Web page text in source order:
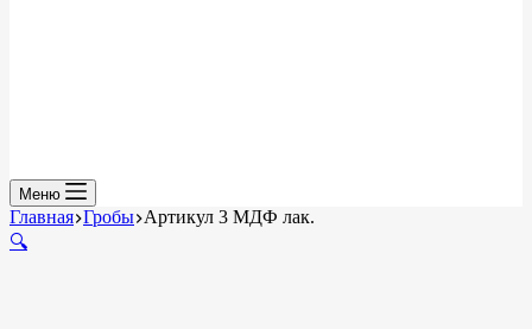
Меню
Главная Гробы Артикул 3 МДФ лак.
🔍